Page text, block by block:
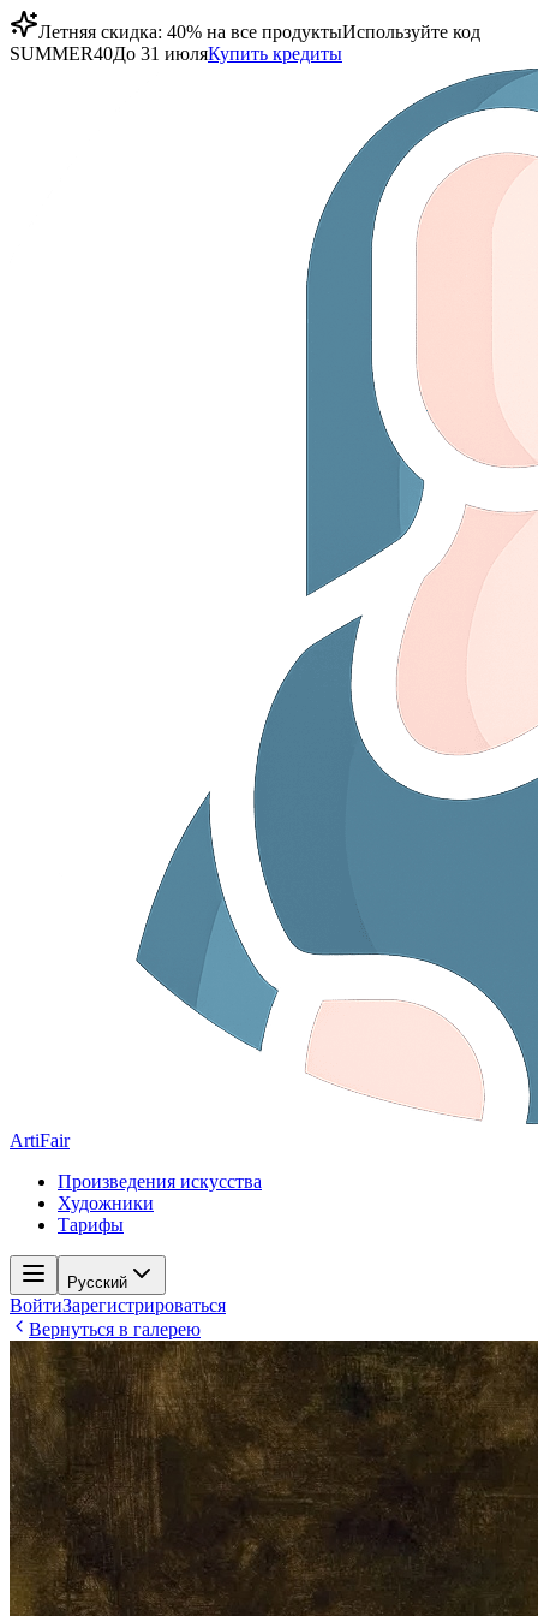
Летняя скидка: 40% на все продуктыИспользуйте код
SUMMER40До 31 июляКупить кредиты
ArtiFair
Произведения искусства
Художники
Тарифы
Русский
ВойтиЗарегистрироваться
Вернуться в галерею